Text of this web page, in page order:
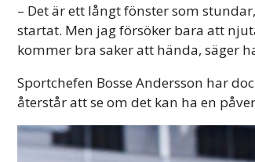
– Det är ett långt fönster som
startat. Men jag försöker bara att
kommer bra saker att hända, säger
Sportchefen Bosse Andersson har
återstår att se om det kan ha en